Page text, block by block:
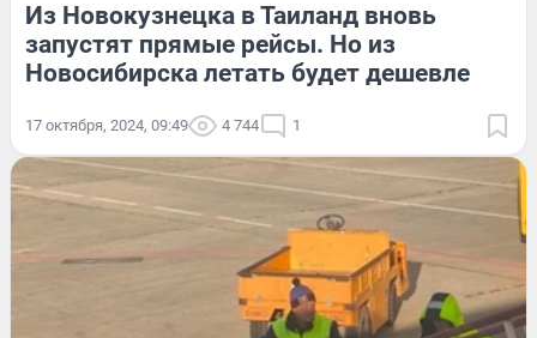
Из Новокузнецка в Таиланд вновь
запустят прямые рейсы. Но из
Новосибирска летать будет дешевле
17 октября, 2024, 09:49 4 744 1